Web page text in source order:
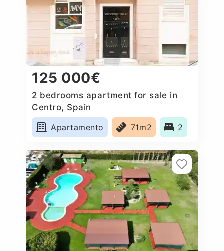
125 000€
2 bedrooms apartment for sale in
Centro, Spain
Apartamento
71m2 2